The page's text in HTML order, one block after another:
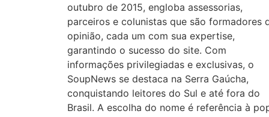
outubro de 2015, engloba assessorias,
parceiros e colunistas que são formadores
opinião, cada um com sua expertise,
garantindo o sucesso do site. Com
informações privilegiadas e exclusivas, o
SoupNews se destaca na Serra Gaúcha,
conquistando leitores do Sul e até fora do
Brasil. A escolha do nome é referência à